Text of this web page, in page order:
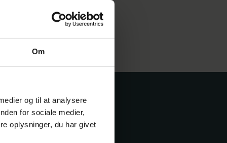
Om
og til at analysere
for sociale medier,
oplysninger, du har givet